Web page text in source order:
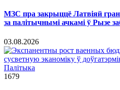
МЗС пра закрыццё Латвіяй
за палітычнымі ачкамі ў Рызе
03.08.2026
Палітыка
1679